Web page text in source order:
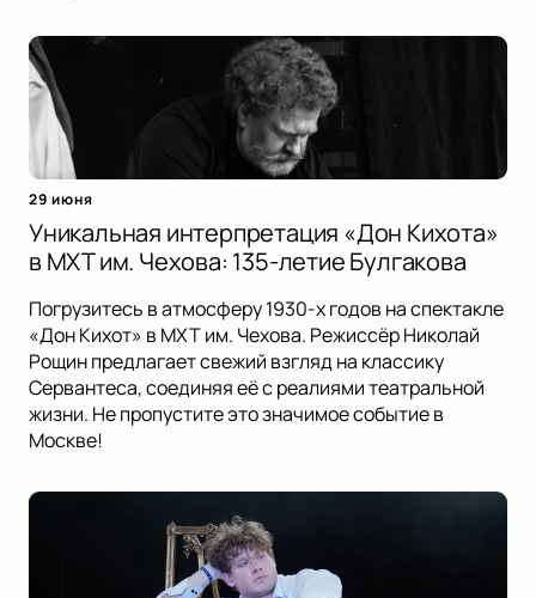
29 июня
Уникальная интерпретация «Дон Кихота»
в МХТ им. Чехова: 135-летие Булгакова
Погрузитесь в атмосферу 1930-х годов на спектакле
«Дон Кихот» в МХТ им. Чехова. Режиссёр Николай
Рощин предлагает свежий взгляд на классику
Сервантеса, соединяя её с реалиями театральной
жизни. Не пропустите это значимое событие в
Москве!